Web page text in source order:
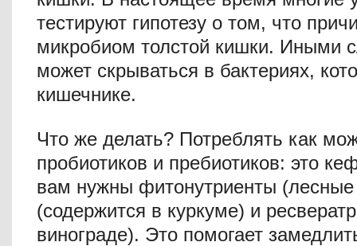
тестируют гипотезу о том, что
микробиом толстой кишки. Иными
может скрываться в бактериях,
кишечнике.
Что же делать? Потреблять как
пробиотиков и пребиотиков: это
вам нужны фитонутриенты (лесные
(содержится в куркуме) и
винограде). Это помогает